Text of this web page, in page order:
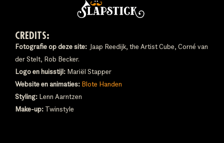
CREDITS:
Fotografie op deze site: Jaap Reedijk, the Artist Cube, Corné van
der Stelt, Rob Becker.
Logo en huisstijl: Mariël Stapper
Website en animaties: Blote Handen
Styling: Lenn Aarntzen
Make-up: Twinstyle